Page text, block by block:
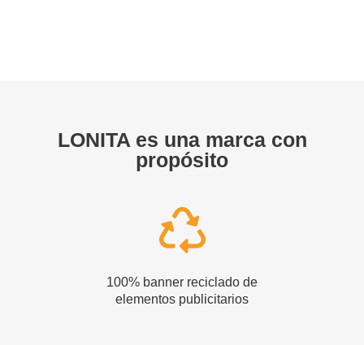
LONITA es una marca con
propósito
100% banner reciclado de
elementos publicitarios